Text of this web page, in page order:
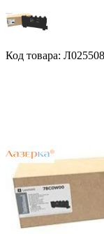
Код товара: Л025508